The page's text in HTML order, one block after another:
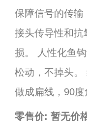
保障信号的传输
接头传导性和抗
损。 人性化鱼
松动，不掉头。
做成扁线，90度
零售价: 暂无价